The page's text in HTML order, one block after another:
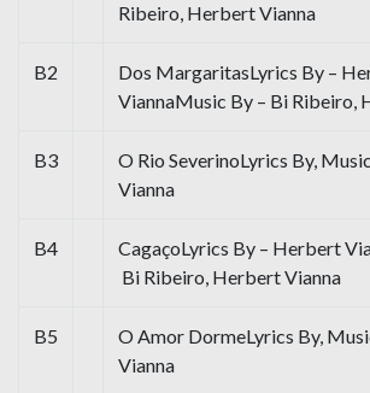
Ribeiro, Herbert Vianna
B2
Dos MargaritasLyrics By –
ViannaMusic By – Bi Ribeiro,
B3
O Rio SeverinoLyrics By,
Vianna
B4
CagaçoLyrics By – Herbert
Bi Ribeiro, Herbert Vianna
B5
O Amor DormeLyrics By,
Vianna